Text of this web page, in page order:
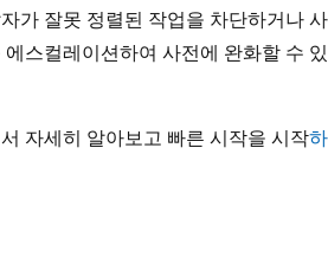
가 잘못 정렬된 작업을 차단하거나 사
스컬레이션하여 사전에 완화할 수 있
자세히 알아보고 빠른 시작을 시작하